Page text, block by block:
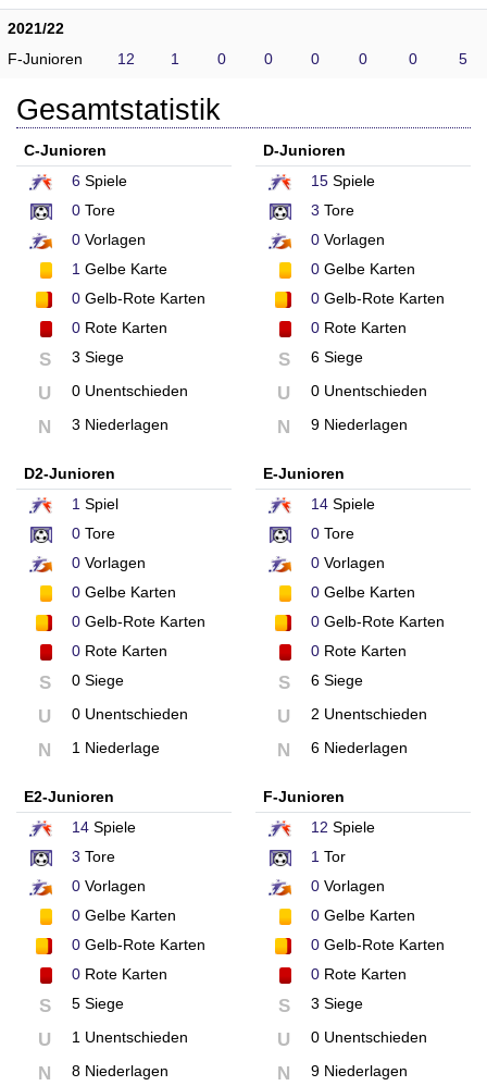
2021/22
F-Junioren
12 1 0 0 0 0 0 5
Gesamtstatistik
C-Junioren
6 Spiele
0 Tore
0 Vorlagen
1 Gelbe Karte
0 Gelb-Rote Karten
0 Rote Karten
S 3 Siege
U 0 Unentschieden
N 3 Niederlagen
D-Junioren
15Spiele
3 Tore
0Vorlagen
0Gelbe Karten
0Gelb-Rote Karten
0Rote Karten
S 6 Siege
U 0 Unentschieden
N 9 Niederlagen
D2-Junioren
1 Spiel
0 Tore
0 Vorlagen
0 Gelbe Karten
0 Gelb-Rote Karten
0 Rote Karten
S 0 Siege
U 0 Unentschieden
N 1 Niederlage
E-Junioren
14Spiele
0Tore
0Vorlagen
0Gelbe Karten
0Gelb-Rote Karten
0Rote Karten
S 6 Siege
U 2 Unentschieden
N 6 Niederlagen
E2-Junioren
14 Spiele
3 Tore
0 Vorlagen
0 Gelbe Karten
0 Gelb-Rote Karten
0 Rote Karten
S 5 Siege
U 1 Unentschieden
N 8 Niederlagen
F-Junioren
12 Spiele
1Tor
0Vorlagen
0Gelbe Karten
0Gelb-Rote Karten
0Rote Karten
S 3 Siege
U 0 Unentschieden
N 9 Niederlagen